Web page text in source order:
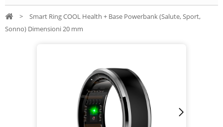
>
Smart Ring COOL Health + Base Powerbank (Salute, Sport,
Sonno) Dimensioni 20 mm